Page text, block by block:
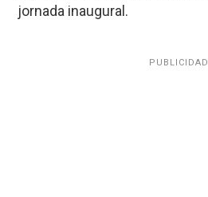
jornada inaugural.
PUBLICIDAD